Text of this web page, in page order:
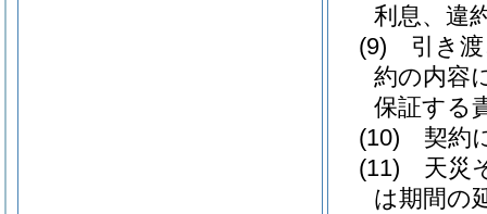
利息、違
(9)
引き
約の内容
保証する
(10)
契約
(11)
天災
は期間の